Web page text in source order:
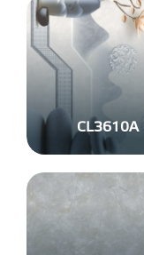
CL3610A